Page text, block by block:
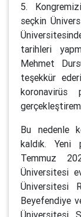
5.
seçkin
tarihleri
Mehmet
teşekkür
Bu nedenle
kaldık. Yeni
Temmuz
Üniversitesi
Üniversitesi
Beyefendiye
Üniversitesi,